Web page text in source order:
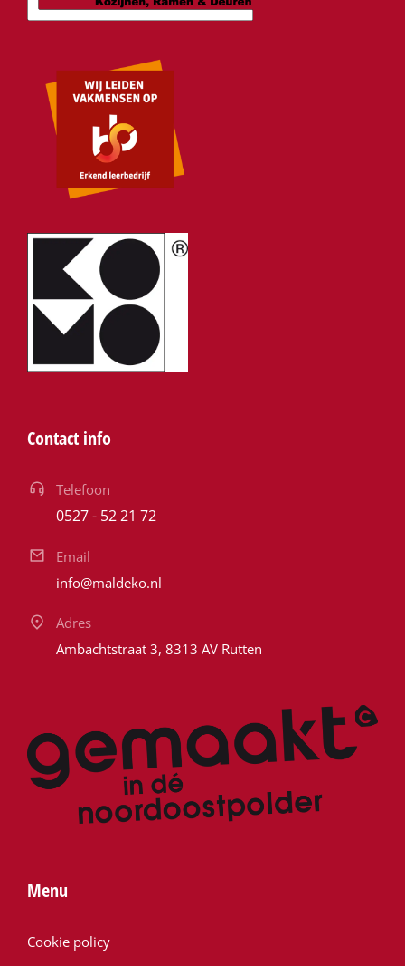
Contact info
Telefoon
0527 - 52 21 72
Email
info@maldeko.nl
Adres
Ambachtstraat 3, 8313 AV Rutten
Menu
Cookie policy